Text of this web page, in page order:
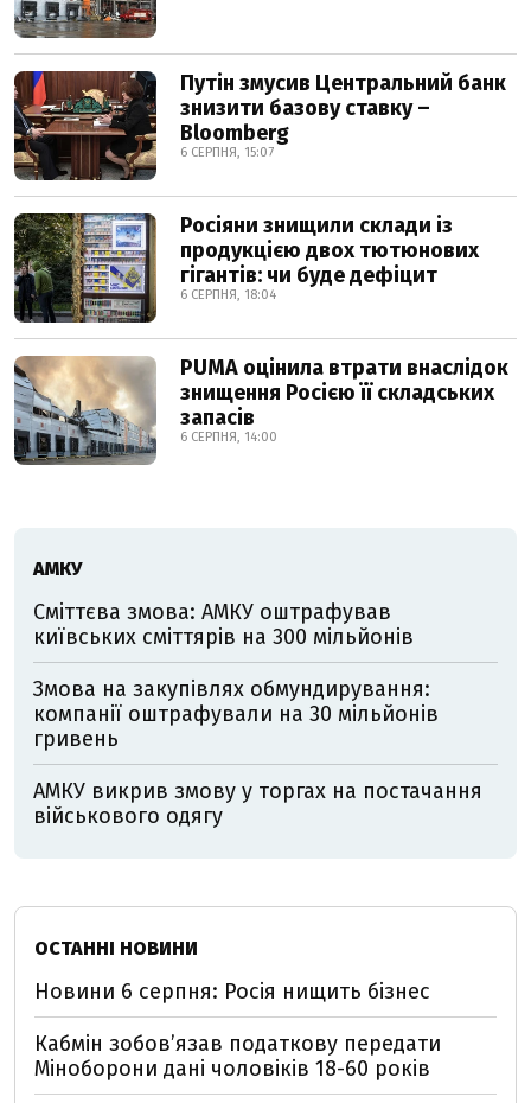
Путін змусив Центральний банк
знизити базову ставку –
Bloomberg
6 СЕРПНЯ, 15:07
Росіяни знищили склади із
продукцією двох тютюнових
гігантів: чи буде дефіцит
6 СЕРПНЯ, 18:04
PUMA оцінила втрати внаслідок
знищення Росією її складських
запасів
6 СЕРПНЯ, 14:00
АМКУ
Сміттєва змова: АМКУ оштрафував
київських сміттярів на 300 мільйонів
Змова на закупівлях обмундирування:
компанії оштрафували на 30 мільйонів
гривень
АМКУ викрив змову у торгах на постачання
військового одягу
ОСТАННІ НОВИНИ
Новини 6 серпня: Росія нищить бізнес
Кабмін зобовʼязав податкову передати
Міноборони дані чоловіків 18-60 років